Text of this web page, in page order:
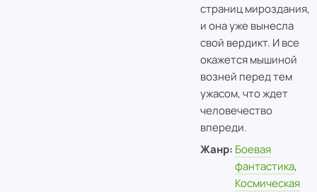
страниц мироздания,
и она уже вынесла
свой вердикт. И все
окажется мышиной
возней перед тем
ужасом, что ждет
человечество
впереди.
Жанр: Боевая
фантастика,
Космическая